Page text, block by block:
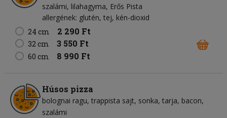
szalámi lilahagyma Erős Pista
allergének: glutén, tej, kén-dioxid
24 cm
2 290 Ft
32 cm 3 550 Ft
60 cm 8 990 Ft
Húsos pizza
bolognai ragu trappista sajt sonka tarja bacon
szalámi